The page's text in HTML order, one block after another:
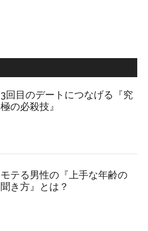
3回目のデートにつなげる『究
極の必殺技』
モテる男性の『上手な年齢の
聞き方』とは？